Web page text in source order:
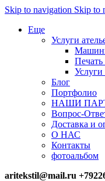
Skip to navigation Skip to
Еще
Услуги
Печать
Блог
Портфолио
НАШИ
Вопрос-
Доставка и
О НАС
Контакты
фотоальбом
aritekstil@mail.ru